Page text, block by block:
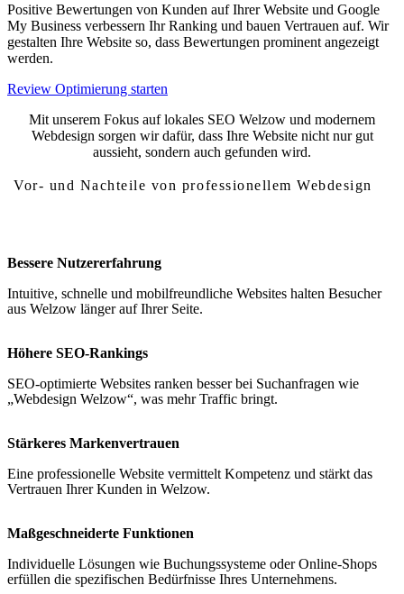
Positive Bewertungen von Kunden auf Ihrer Website und Google
My Business verbessern Ihr Ranking und bauen Vertrauen auf. Wir
gestalten Ihre Website so, dass Bewertungen prominent angezeigt
werden.
Review Optimierung starten
Mit unserem Fokus auf lokales SEO Welzow und modernem
Webdesign sorgen wir dafür, dass Ihre Website nicht nur gut
aussieht, sondern auch gefunden wird.
Vor- und Nachteile von professionellem Webdesign
Bessere Nutzererfahrung
Intuitive, schnelle und mobilfreundliche Websites halten Besucher
aus Welzow länger auf Ihrer Seite.
Höhere SEO-Rankings
SEO-optimierte Websites ranken besser bei Suchanfragen wie
„Webdesign Welzow“, was mehr Traffic bringt.
Stärkeres Markenvertrauen
Eine professionelle Website vermittelt Kompetenz und stärkt das
Vertrauen Ihrer Kunden in Welzow.
Maßgeschneiderte Funktionen
Individuelle Lösungen wie Buchungssysteme oder Online-Shops
erfüllen die spezifischen Bedürfnisse Ihres Unternehmens.